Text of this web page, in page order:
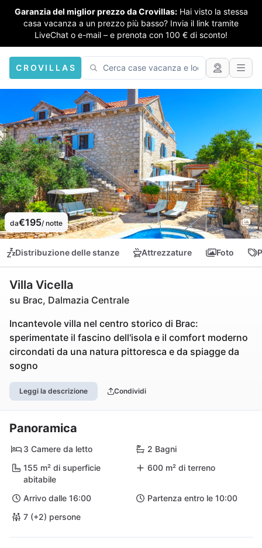
Garanzia del miglior prezzo da Crovillas: Hai visto la stessa
casa vacanza a un prezzo più basso? Invia il link tramite
LiveChat o e-mail – e prenota con 100 € di sconto!
CROVILLAS
da€195/ notte
Distribuzione delle stanze Attrezzature Foto
Villa Vicella
su Brac, Dalmazia Centrale
Incantevole villa nel centro storico di Brac:
sperimentate il fascino dell'isola e il comfort moderno
circondati da una natura pittoresca e da spiagge da
sogno
Leggi la descrizione Condividi
Panoramica
3 Camere da letto
2 Bagni
155 m² di superficie
abitabile
600 m² di terreno
Arrivo dalle 16:00
Partenza entro le 10:00
7 (+2) persone